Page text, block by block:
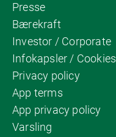
Presse
Bærekraft
Investor / Corporate
Infokapsler / Cookies
Privacy policy
App terms
App privacy policy
Varsling